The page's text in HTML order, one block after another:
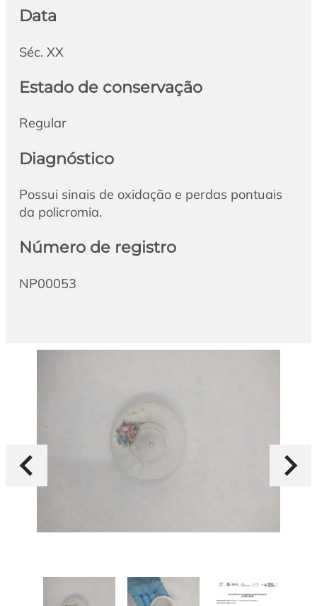
Data
Séc. XX
Estado de conservação
Regular
Diagnóstico
Possui sinais de oxidação e perdas pontuais
da policromia.
Número de registro
NP00053